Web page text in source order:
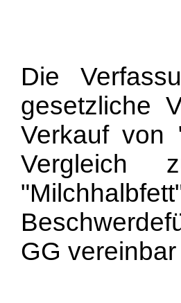
Die
gesetzliche
Verkauf von
Vergleich
GG